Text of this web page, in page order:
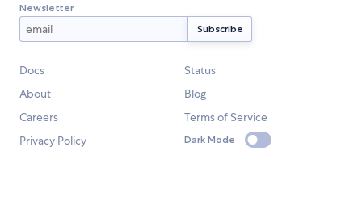
Newsletter
Docs
Status
About
Blog
Careers
Terms of Service
Privacy Policy
Dark Mode